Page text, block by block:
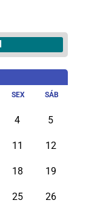
SEX SÁB
4 5
11 12
18 19
25 26